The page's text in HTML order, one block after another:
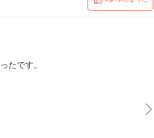
たです。